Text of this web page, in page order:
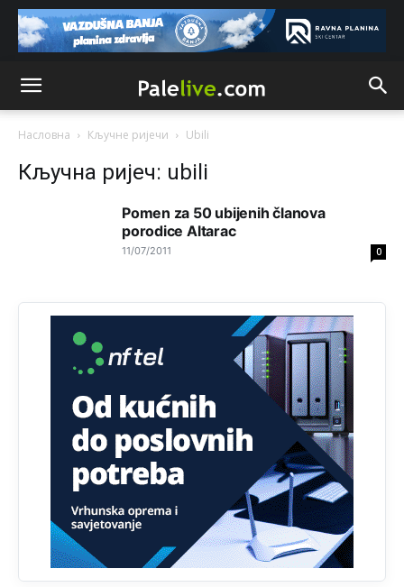
Насловна Кључне ријечи Ubili
Кључна ријеч: ubili
Pomen za 50 ubijenih članova
porodice Altarac
11/07/2011 0
Анонимно2806721 11:21
arapa po Palama i Jahorini,ostavljaju vam pare a vi se
smeškate .Da ne bi možda da vam šalju poštom a da ne
dolaze? Kurko
БиХ није гласала да је тзв.Косово држава. Лупаш ко к у
Анонимно2807895 12:16
Анонимно2807895 12:18
Drzi pod kontrolom tri stvari jezik,karakter i
ponasanje...Uzivotu brani tri stvari:cast,prijatelja i
slabije.Iz zivota iskljuci tri stvari uvredu,neznanje i
dok si ziv gaji tri stvari dobrotu,pamet i
prijateljstvo!!
Анонимно2806721 12:39
791 BiH nije priznala Kosovo kao nezavisnu državu jer
genocidna tvorevina pravi smetnju a recimo Srbija je
davnopriznala.Nasvakom proizvodu iz Srbije stoji -
uvoznik za Kosovo
Анонимно2806721
12:45